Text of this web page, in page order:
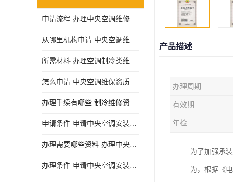
申请流程 办理中央空调维修安装资质所需材料
从哪里机构申请 中央空调维修安装资质申请材料
所需材料 办理空调制冷类维修资质有什么要求
怎么申请 中央空调维保资质需要哪些手续
办理手续有哪些 制冷维修资质需要什么条件
申请条件 申请中央空调安装维修资质需要哪些手续
办理需要哪些资料 办理中央空调维修安装资质手续有哪些
办理条件 申请中央空调安装维修资质需要什么条件
产品描述
办理周期
有效期
年检
为了加强承
为，根据《